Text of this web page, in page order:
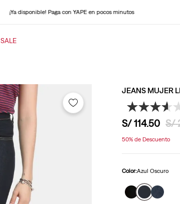
¡Ya disponible! Paga con YAPE en pocos minutos
SALE
JEANS MUJER
3.6
de
5
valor
valoración.
Read
Reviews.
Enlace
S/ 114.50 S/
50% de Descuento
Color:Azul Oscuro
jeans mujer 501
jeans hombre
.
5.
6
7